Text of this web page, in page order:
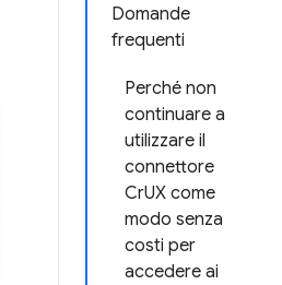
Domande
frequenti
Perché non
continuare a
utilizzare il
connettore
CrUX come
modo senza
costi per
accedere ai